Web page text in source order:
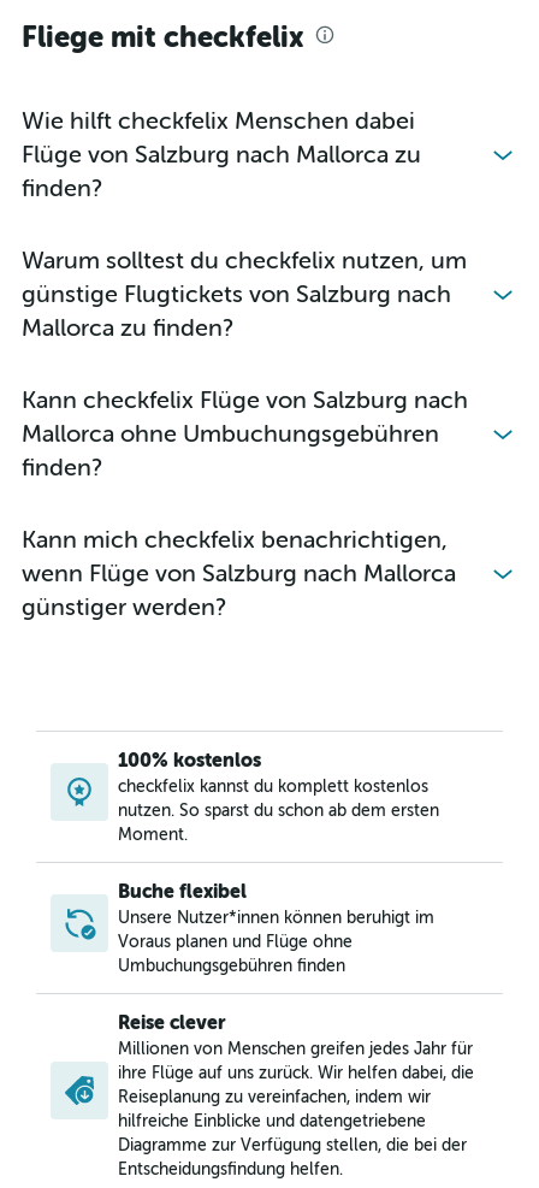
Fliege mit checkfelix
Wie hilft checkfelix Menschen dabei
Flüge von Salzburg nach Mallorca zu
finden?
Warum solltest du checkfelix nutzen, um
günstige Flugtickets von Salzburg nach
Mallorca zu finden?
Kann checkfelix Flüge von Salzburg nach
Mallorca ohne Umbuchungsgebühren
finden?
Kann mich checkfelix benachrichtigen,
wenn Flüge von Salzburg nach Mallorca
günstiger werden?
100% kostenlos
checkfelix kannst du komplett kostenlos
nutzen. So sparst du schon ab dem ersten
Moment.
Buche flexibel
Unsere Nutzer*innen können beruhigt im
Voraus planen und Flüge ohne
Umbuchungsgebühren finden
Reise clever
Millionen von Menschen greifen jedes Jahr für
ihre Flüge auf uns zurück. Wir helfen dabei, die
Reiseplanung zu vereinfachen, indem wir
hilfreiche Einblicke und datengetriebene
Diagramme zur Verfügung stellen, die bei der
Entscheidungsfindung helfen.